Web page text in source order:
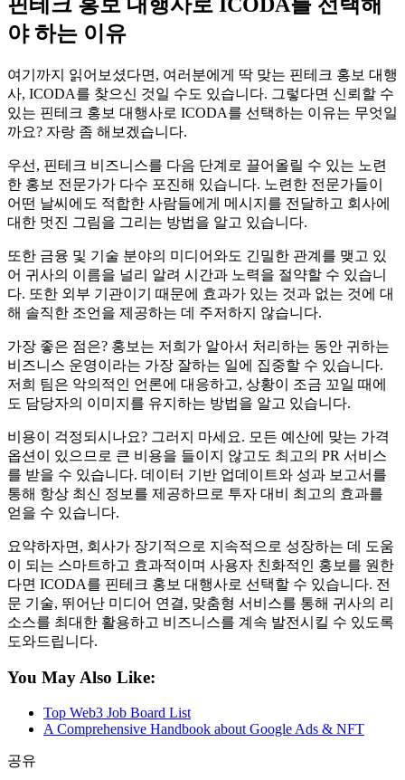
야 하는 이유
여기까지 읽어보셨다면, 여러분에게 딱 맞는 핀테크 홍보 대행
사, ICODA를 찾으신 것일 수도 있습니다. 그렇다면 신뢰할 수
있는 핀테크 홍보 대행사로 ICODA를 선택하는 이유는 무엇일
까요? 자랑 좀 해보겠습니다.
우선, 핀테크 비즈니스를 다음 단계로 끌어올릴 수 있는 노련
한 홍보 전문가가 다수 포진해 있습니다. 노련한 전문가들이
어떤 날씨에도 적합한 사람들에게 메시지를 전달하고 회사에
대한 멋진 그림을 그리는 방법을 알고 있습니다.
또한 금융 및 기술 분야의 미디어와도 긴밀한 관계를 맺고 있
어 귀사의 이름을 널리 알려 시간과 노력을 절약할 수 있습니
다. 또한 외부 기관이기 때문에 효과가 있는 것과 없는 것에 대
해 솔직한 조언을 제공하는 데 주저하지 않습니다.
가장 좋은 점은? 홍보는 저희가 알아서 처리하는 동안 귀하는
비즈니스 운영이라는 가장 잘하는 일에 집중할 수 있습니다.
저희 팀은 악의적인 언론에 대응하고, 상황이 조금 꼬일 때에
도 담당자의 이미지를 유지하는 방법을 알고 있습니다.
비용이 걱정되시나요? 그러지 마세요. 모든 예산에 맞는 가격
옵션이 있으므로 큰 비용을 들이지 않고도 최고의 PR 서비스
를 받을 수 있습니다. 데이터 기반 업데이트와 성과 보고서를
통해 항상 최신 정보를 제공하므로 투자 대비 최고의 효과를
얻을 수 있습니다.
요약하자면, 회사가 장기적으로 지속적으로 성장하는 데 도움
이 되는 스마트하고 효과적이며 사용자 친화적인 홍보를 원한
다면 ICODA를 핀테크 홍보 대행사로 선택할 수 있습니다. 전
문 기술, 뛰어난 미디어 연결, 맞춤형 서비스를 통해 귀사의 리
소스를 최대한 활용하고 비즈니스를 계속 발전시킬 수 있도록
도와드립니다.
You May Also Like:
Top Web3 Job Board List
A Comprehensive Handbook about Google Ads & NFT
공유